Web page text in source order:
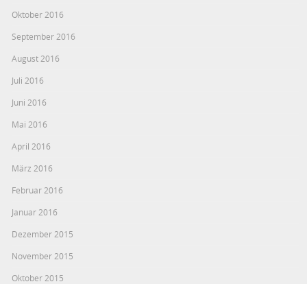
Oktober 2016
September 2016
August 2016
Juli 2016
Juni 2016
Mai 2016
April 2016
März 2016
Februar 2016
Januar 2016
Dezember 2015
November 2015
Oktober 2015